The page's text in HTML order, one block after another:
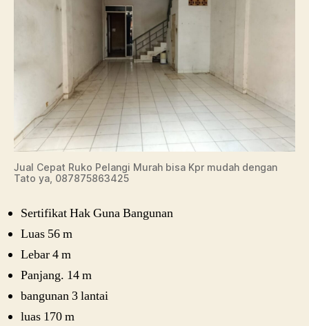
Jual Cepat Ruko Pelangi Murah bisa Kpr mudah dengan
Tato ya, 087875863425
Sertifikat Hak Guna Bangunan
Luas 56 m
Lebar 4 m
Panjang. 14 m
bangunan 3 lantai
luas 170 m